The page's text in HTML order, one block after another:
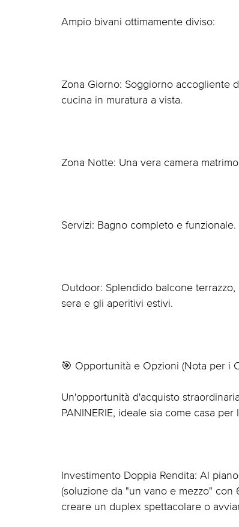
Ampio bivani ottimamente diviso:
Zona Giorno: Soggiorno accogliente
cucina in muratura a vista.
Zona Notte: Una vera camera
Servizi: Bagno completo e funzionale.
Outdoor: Splendido balcone
sera e gli aperitivi estivi.
🎯 Opportunità e Opzioni (Nota per i
Un'opportunità d'acquisto
PANINERIE, ideale sia come casa
Investimento Doppia Rendita: Al
(soluzione da "un vano e mezzo"
creare un duplex spettacolare o